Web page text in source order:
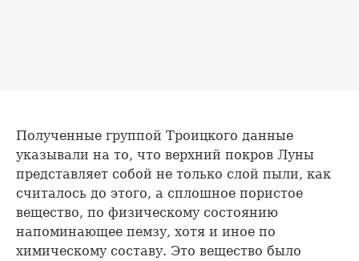
Полученные группой Троицкого данные
указывали на то, что верхний покров Луны
представляет собой не только слой пыли, как
считалось до этого, а сплошное пористое
вещество, по физическому состоянию
напоминающее пемзу, хотя и иное по
химическому составу. Это вещество было